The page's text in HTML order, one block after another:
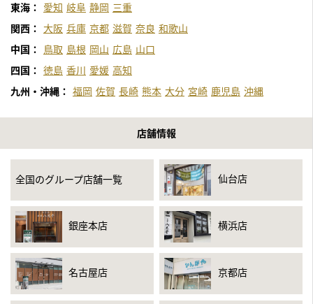
東海：
愛知 岐阜 静岡 三重
関西： 大阪 兵庫 京都 滋賀 奈良 和歌山
中国：
鳥取 島根 岡山 広島 山口
四国： 徳島 香川 愛媛 高知
九州・沖縄： 福岡 佐賀 長崎 熊本 大分 宮崎 鹿児島 沖縄
店舗情報
全国のグループ店舗一覧 仙台店
銀座本店 横浜店
名古屋店 京都店